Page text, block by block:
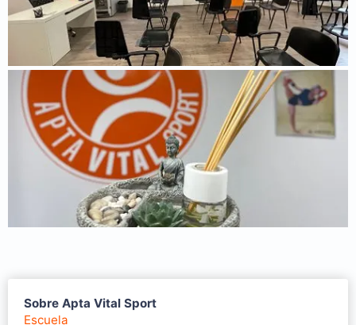
Sobre Apta Vital Sport
Escuela